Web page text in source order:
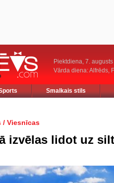
Piektdiena, 7. augusts
Vārda diena: Alfrēds,
Smalkais stils
/ Viesnīcas
izvēlas lidot uz